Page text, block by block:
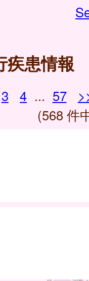
疾患情報
3 4 ... 57
(568 件